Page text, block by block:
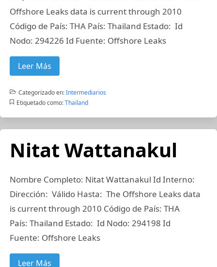
Offshore Leaks data is current through 2010
Código de País: THA País: Thailand Estado: Id
Nodo: 294226 Id Fuente: Offshore Leaks
Leer Más
Categorizado en:Intermediarios
Etiquetado como: Thailand
Nitat Wattanakul
Nombre Completo: Nitat Wattanakul Id Interno:
Dirección: Válido Hasta: The Offshore Leaks data
is current through 2010 Código de País: THA
País: Thailand Estado: Id Nodo: 294198 Id
Fuente: Offshore Leaks
Leer Más